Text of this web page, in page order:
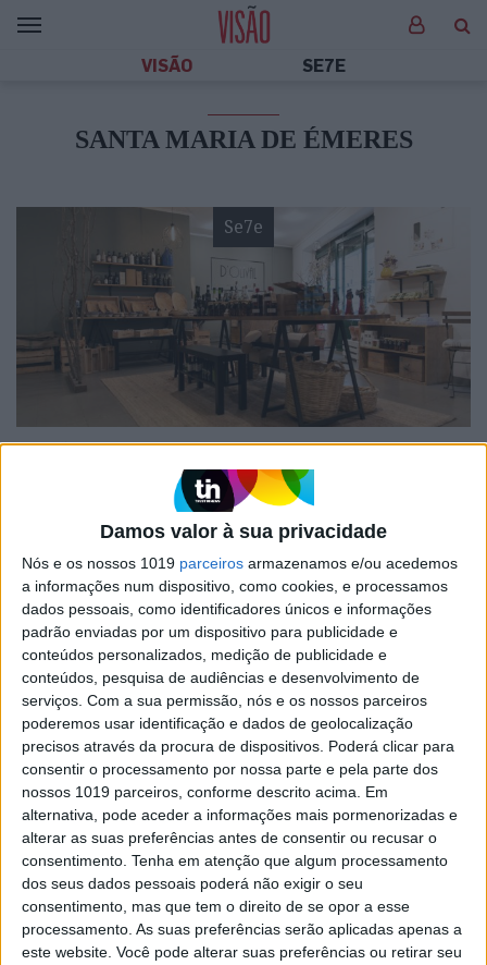
Damos valor à sua privacidade
Nós e os nossos 1019 parceiros armazenamos e/ou acedemos
a informações num dispositivo, como cookies, e processamos
dados pessoais, como identificadores únicos e informações
padrão enviadas por um dispositivo para publicidade e
conteúdos personalizados, medição de publicidade e
conteúdos, pesquisa de audiências e desenvolvimento de
serviços. Com a sua permissão, nós e os nossos parceiros
poderemos usar identificação e dados de geolocalização
precisos através da procura de dispositivos. Poderá clicar para
consentir o processamento por nossa parte e pela parte dos
nossos 1019 parceiros, conforme descrito acima. Em
alternativa, pode aceder a informações mais pormenorizadas e
alterar as suas preferências antes de consentir ou recusar o
consentimento. Tenha em atenção que algum processamento
dos seus dados pessoais poderá não exigir o seu
consentimento, mas que tem o direito de se opor a esse
processamento. As suas preferências serão aplicadas apenas a
este website. Você pode alterar suas preferências ou retirar seu
VISÃO SE7E
SANTA MARIA DE ÉMERES
Se7e
VISÃO SETE
Abençoadas oliveiras: 4 lojas em
Lisboa para comprar o melhor
azeite português
De pão na mão, prova-se o azeite na sua forma
mais pura. É assim que tudo começa nestas
quatro lojas, em Lisboa, dedicadas, em exclusivo,
à venda deste produto, que não pode faltar à
mesa dos portugueses
SITES DO GRUPO TRUST IN NEWS
Visão Visão Se7e